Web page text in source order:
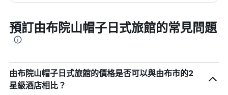
預訂由布院山帽子日式旅館的常見問題
由布院山帽子日式旅館的價格是否可以與由布市的2
星級酒店相比？